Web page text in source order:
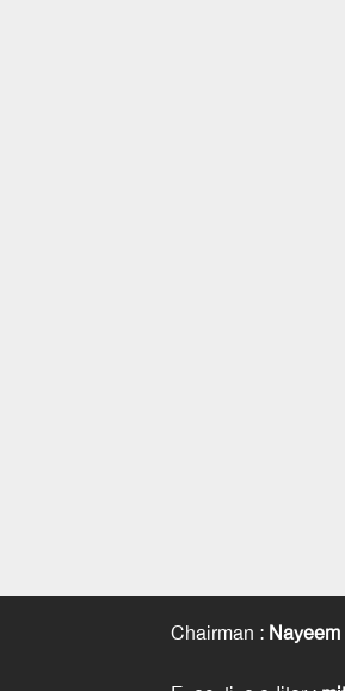
Chairman :